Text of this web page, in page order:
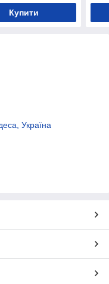
Купити
Україна